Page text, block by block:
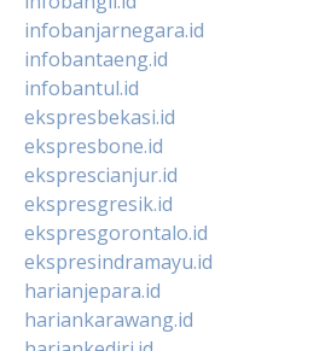
infobanjarnegara.id
infobantaeng.id
infobantul.id
ekspresbekasi.id
ekspresbone.id
eksprescianjur.id
ekspresgresik.id
ekspresgorontalo.id
ekspresindramayu.id
harianjepara.id
hariankarawang.id